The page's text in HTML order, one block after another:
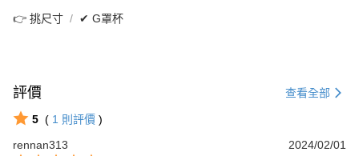
👉 挑尺寸 ✔ G罩杯
評價 查看全部
5 ( 1 則評價 )
rennan313
2024/02/01